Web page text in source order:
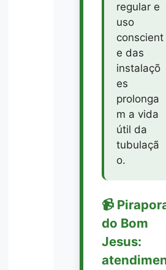
regular e
uso
conscient
e das
instalaçõ
es
prolonga
m a vida
útil da
tubulaçã
o.
📹
do Bom
Jesus: